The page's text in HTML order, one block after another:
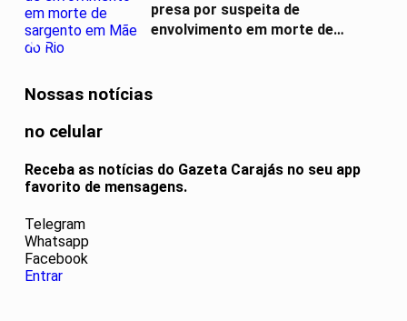
04
presa por suspeita de
envolvimento em morte de
Nossas notícias
no celular
Receba as notícias do Gazeta Carajás no seu app
favorito de mensagens.
Telegram
Whatsapp
Facebook
Entrar